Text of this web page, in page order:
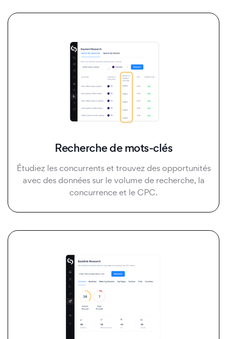
Recherche de mots-clés
Étudiez les concurrents et trouvez des opportunités
avec des données sur le volume de recherche, la
concurrence et le CPC.